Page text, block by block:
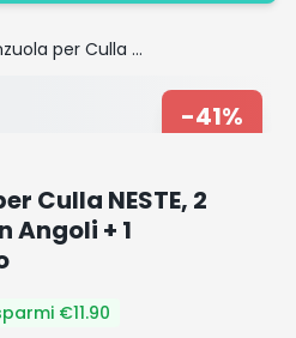
Set 3 Pz Lenzuola per Culla NESTE, 2 Lenzuola Sotto con Angoli + 1 Comprimaterasso
-41%
Culla NESTE, 2
Angoli + 1
€11.90